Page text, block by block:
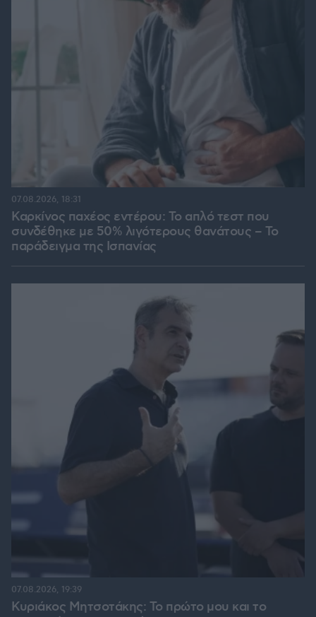
Καρκίνος παχέος εντέρου: Το απλό τεστ που
συνδέθηκε με 50% λιγότερους θανάτους – Το
παράδειγμα της Ισπανίας
07.08.2026, 18:31
Κυριάκος Μητσοτάκης: Το πρώτο μου και το
07.08.2026, 19:39